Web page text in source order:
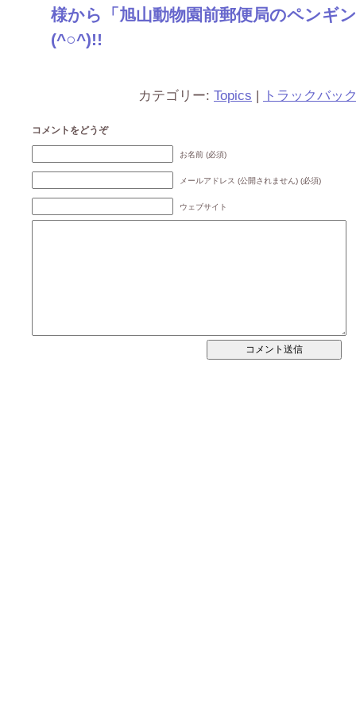
様から「旭山動物園前郵便局のペンギ
(^○^)!!
カテゴリー: Topics | トラックバッ
コメントをどうぞ
お名前 (必須)
メールアドレス (公開されません) (必須)
ウェブサイト